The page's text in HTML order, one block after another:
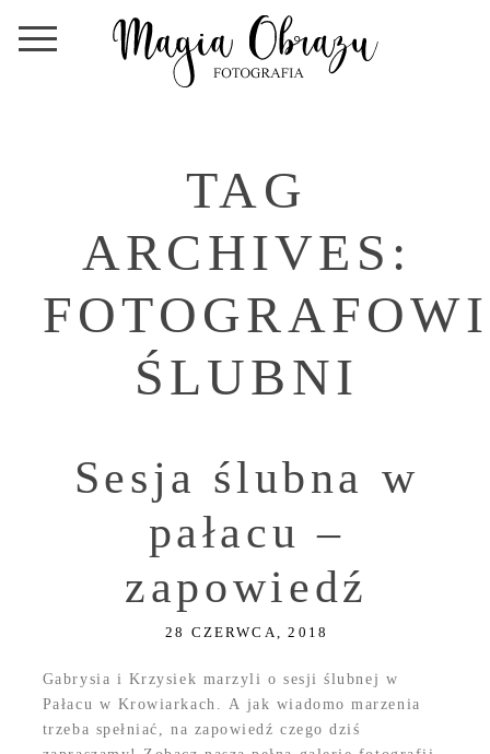
TAG
ARCHIVES:
ŚLUBNI
Sesja ślubna w
pałacu –
zapowiedź
28 CZERWCA, 2018
Gabrysia i Krzysiek marzyli o sesji ślubnej w
Pałacu w Krowiarkach. A jak wiadomo marzenia
trzeba spełniać, na zapowiedź czego dziś